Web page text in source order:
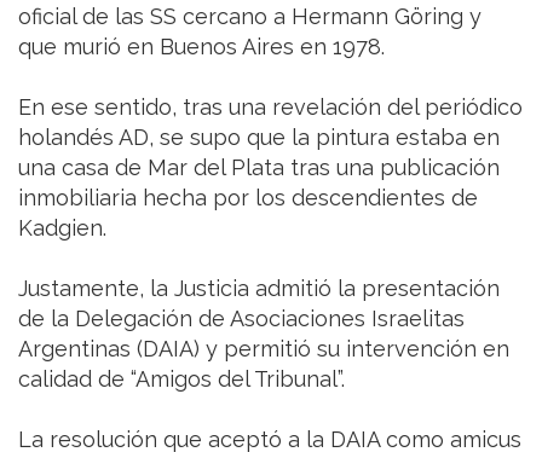
oficial de las SS cercano a Hermann Göring y
que murió en Buenos Aires en 1978.
En ese sentido, tras una revelación del periódico
holandés AD, se supo que la pintura estaba en
una casa de Mar del Plata tras una publicación
inmobiliaria hecha por los descendientes de
Kadgien.
Justamente, la Justicia admitió la presentación
de la Delegación de Asociaciones Israelitas
Argentinas (DAIA) y permitió su intervención en
calidad de “Amigos del Tribunal”.
La resolución que aceptó a la DAIA como amicus